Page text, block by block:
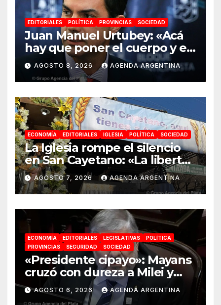
EDITORIALES POLÍTICA PROVINCIAS SOCIEDAD
Juan Manuel Urtubey: «Acá
hay que poner el cuerpo y el
alma. La Argentina tiene que
ir a la construcción de un
proyecto nacional»
AGOSTO 8, 2026 AGENDA ARGENTINA
ECONOMÍA EDITORIALES IGLESIA POLÍTICA SOCIEDAD
La Iglesia rompe el silencio
en San Cayetano: «La libertad
económica no puede ser
absoluta»
AGOSTO 7, 2026 AGENDA ARGENTINA
ECONOMÍA EDITORIALES LEGISLATIVAS
POLÍTICA
PROVINCIAS
SEGURIDAD SOCIEDAD
«Presidente cipayo»: Mayans
cruzó con dureza a Milei y
advirtió sobre un juicio
político por traición a la
AGOSTO 6, 2026 AGENDA ARGENTINA